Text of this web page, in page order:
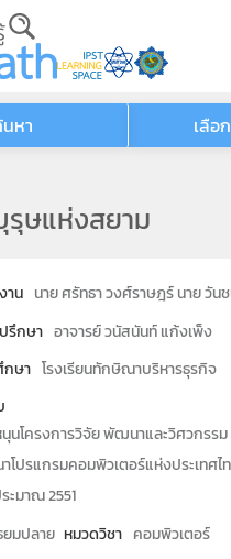
content
หา เลือ
รุษแห่งสยาม
าน นาย ศรัทธา วงศ์ราษฎร์ นาย วัน
รึกษา อาจารย์ วนัสนันท์ แก้งเพ็ง
กษา โรงเรียนทักษิณาบริหารธุรกิจ
นโครงการวิจัย พัฒนาและวิศวกรรม
ปรแกรมคอมพิวเตอร์แห่งประเทศไท
ะมาณ 2551
ยมปลาย หมวดวิชา คอมพิวเตอร์